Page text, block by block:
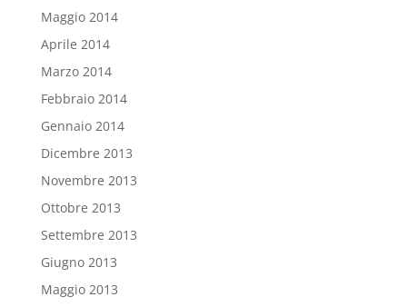
Maggio 2014
Aprile 2014
Marzo 2014
Febbraio 2014
Gennaio 2014
Dicembre 2013
Novembre 2013
Ottobre 2013
Settembre 2013
Giugno 2013
Maggio 2013